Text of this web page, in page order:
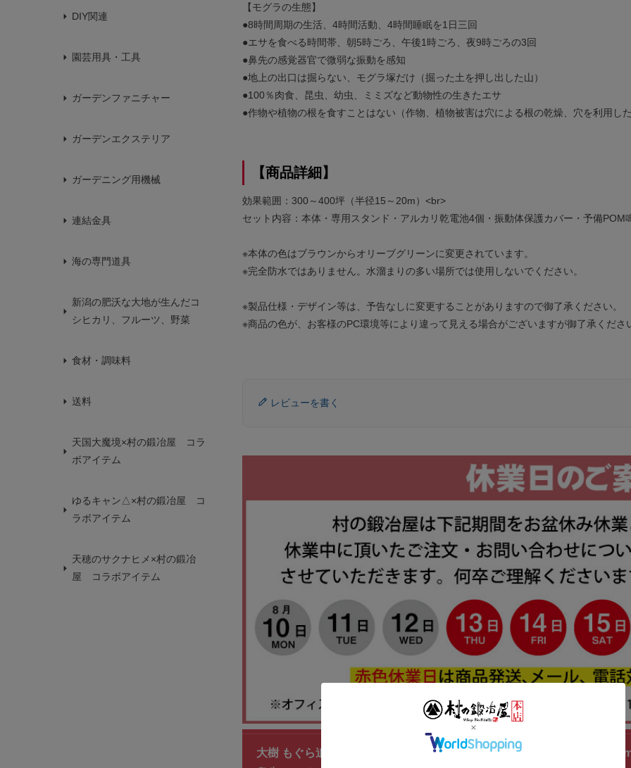
DIY関連
園芸用具・工具
ガーデンファニチャー
ガーデンエクステリア
ガーデニング用機械
連結金具
海の専門道具
新潟の肥沃な大地が生んだコ
シヒカリ、フルーツ、野菜
食材・調味料
送料
天国大魔境×村の鍛冶屋 コラ
ボアイテム
ゆるキャン△×村の鍛冶屋 コ
ラボアイテム
天穂のサクナヒメ×村の鍛冶
屋 コラボアイテム
【モグラの生態】
●8時間周期の生活、4時間活動、4時間睡眠を1日三回
●エサを食べる時間帯、朝5時ごろ、午後1時ごろ、夜9時ごろの3回
●鼻先の感覚器官で微弱な振動を感知
●地上の出口は掘らない、モグラ塚だけ（掘った土を押し出した山）
●100％肉食、昆虫、幼虫、ミミズなど動物性の生きたエサ
●作物や植物の根を食すことはない（作物、植物被害は穴による根の乾燥、穴を利用し
【商品詳細】
効果範囲：300～400坪（半径15～20m）<br>
セット内容：本体・専用スタンド・アルカリ乾電池4個・振動体保護カバー・予備POM
※本体の色はブラウンからオリーブグリーンに変更されています。
※完全防水ではありません。水溜まりの多い場所では使用しないでください。
※製品仕様・デザイン等は、予告なしに変更することがありますので御了承ください。
※商品の色が、お客様のPC環境等により違って見える場合がございますが御了承くださ
レビューを書く
大樹 もぐら追出し 乾電池付き DG010効果範囲300～400坪（半径15～